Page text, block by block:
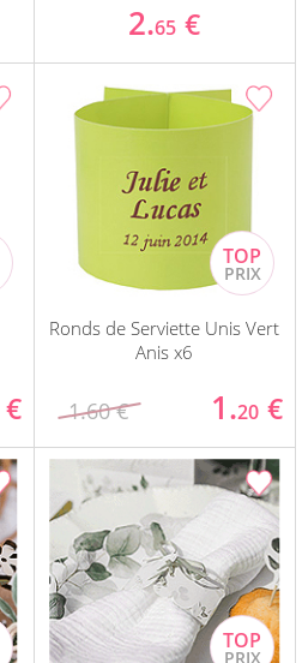
2.65 €
€
Ronds de Serviette Unis Vert
Anis x6
1.60 € 1.20 €